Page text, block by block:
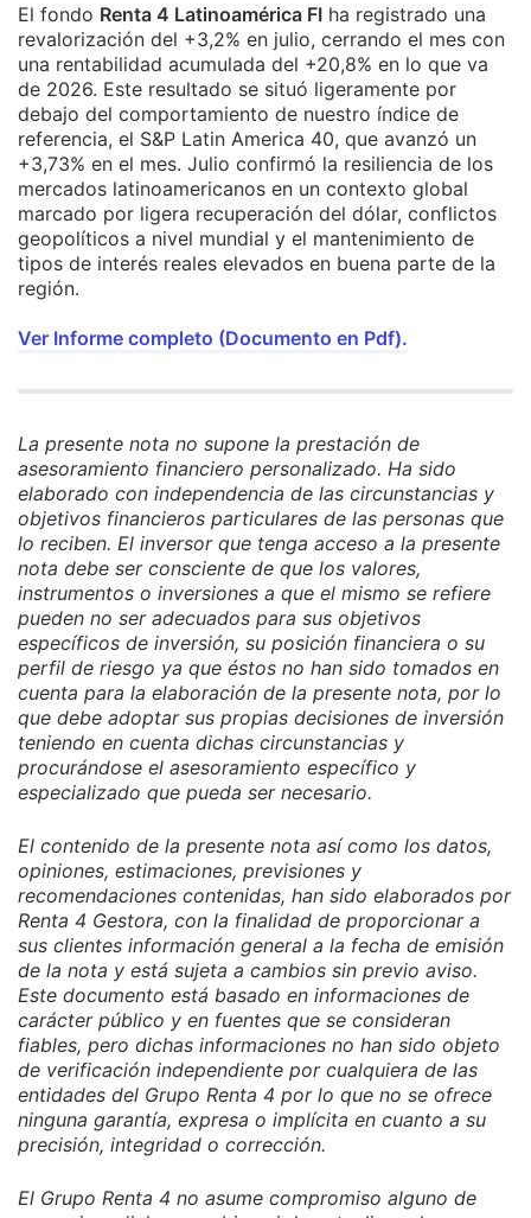
El fondo Renta 4 Latinoamérica FI ha registrado una
revalorización del +3,2% en julio, cerrando el mes con
una rentabilidad acumulada del +20,8% en lo que va
de 2026. Este resultado se situó ligeramente por
debajo del comportamiento de nuestro índice de
referencia, el S&P Latin America 40, que avanzó un
+3,73% en el mes. Julio confirmó la resiliencia de los
mercados latinoamericanos en un contexto global
marcado por ligera recuperación del dólar, conflictos
geopolíticos a nivel mundial y el mantenimiento de
tipos de interés reales elevados en buena parte de la
región.
Ver Informe completo (Documento en Pdf).
La presente nota no supone la prestación de
asesoramiento financiero personalizado. Ha sido
elaborado con independencia de las circunstancias y
objetivos financieros particulares de las personas que
lo reciben. El inversor que tenga acceso a la presente
nota debe ser consciente de que los valores,
instrumentos o inversiones a que el mismo se refiere
pueden no ser adecuados para sus objetivos
específicos de inversión, su posición financiera o su
perfil de riesgo ya que éstos no han sido tomados en
cuenta para la elaboración de la presente nota, por lo
que debe adoptar sus propias decisiones de inversión
teniendo en cuenta dichas circunstancias y
procurándose el asesoramiento específico y
especializado que pueda ser necesario.
El contenido de la presente nota así como los datos,
opiniones, estimaciones, previsiones y
recomendaciones contenidas, han sido elaborados por
Renta 4 Gestora, con la finalidad de proporcionar a
sus clientes información general a la fecha de emisión
de la nota y está sujeta a cambios sin previo aviso.
Este documento está basado en informaciones de
carácter público y en fuentes que se consideran
fiables, pero dichas informaciones no han sido objeto
de verificación independiente por cualquiera de las
entidades del Grupo Renta 4 por lo que no se ofrece
ninguna garantía, expresa o implícita en cuanto a su
precisión, integridad o corrección.
El Grupo Renta 4 no asume compromiso alguno de